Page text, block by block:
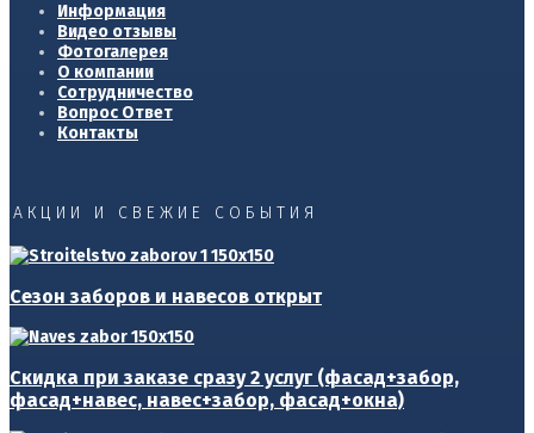
Информация
Видео отзывы
Фотогалерея
О компании
Сотрудничество
Вопрос Ответ
Контакты
АКЦИИ И СВЕЖИЕ СОБЫТИЯ
Сезон заборов и навесов открыт
Скидка при заказе сразу 2 услуг (фасад+забор,
фасад+навес, навес+забор, фасад+окна)